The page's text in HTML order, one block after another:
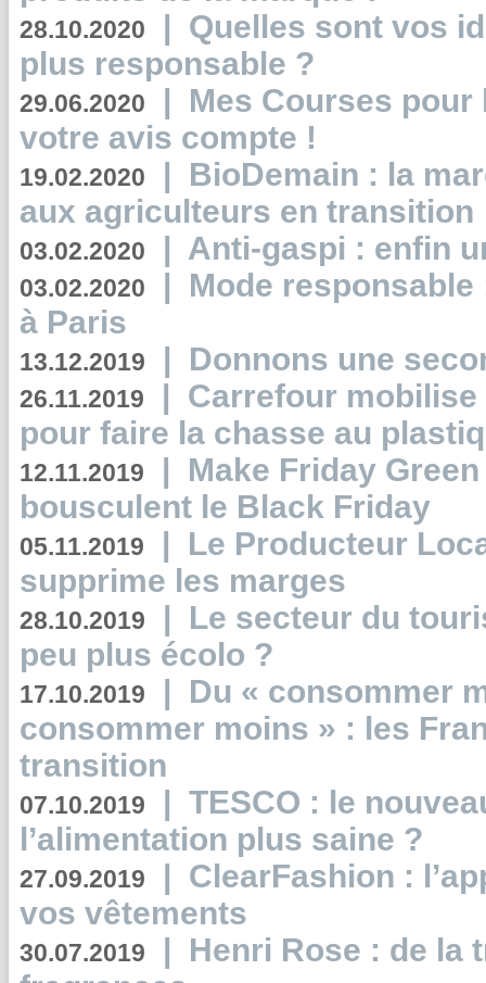
28.10.2020 | Quelles sont vos
plus responsable ?
29.06.2020 | Mes Courses pour
votre avis compte !
19.02.2020 | BioDemain : la
aux agriculteurs en transition
03.02.2020 | Anti-gaspi : enfin
03.02.2020 | Mode
à Paris
13.12.2019 | Donnons une
26.11.2019 | Carrefour
pour faire la chasse au
12.11.2019 | Make Friday
bousculent le Black Friday
05.11.2019 | Le Producteur
supprime les marges
28.10.2019 | Le secteur du
peu plus écolo ?
17.10.2019 | Du « consommer
consommer moins » : les
transition
07.10.2019 | TESCO : le
l’alimentation plus saine ?
27.09.2019 | ClearFashion :
vos vêtements
30.07.2019 | Henri Rose : de la